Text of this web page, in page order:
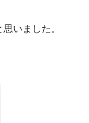
いました。